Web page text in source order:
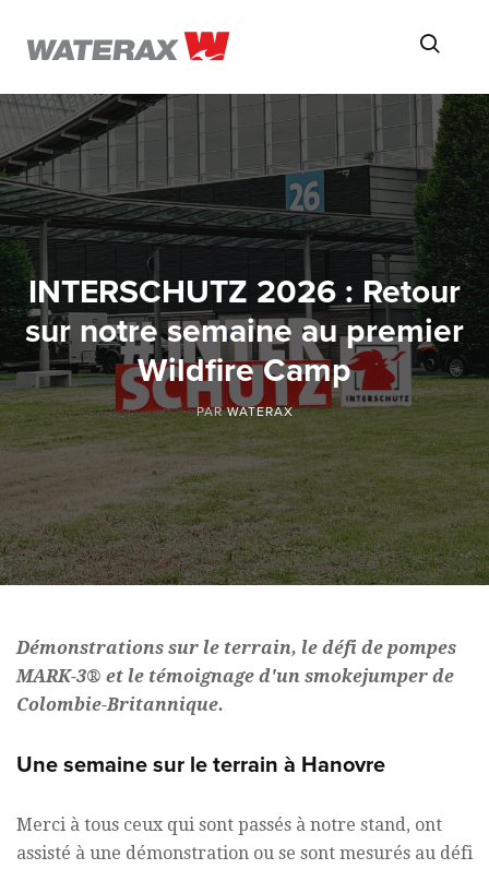
ON
ROAD
WITH
WATSON
INTERSCHUTZ 2026 : Retour
sur notre semaine au premier
Wildfire Camp
PARWATERAX
Démonstrations sur le terrain, le défi de pompes
MARK-3® et le témoignage d'un smokejumper de
Colombie-Britannique.
Une semaine sur le terrain à Hanovre
Merci à tous ceux qui sont passés à notre stand, ont
assisté à une démonstration ou se sont mesurés au défi